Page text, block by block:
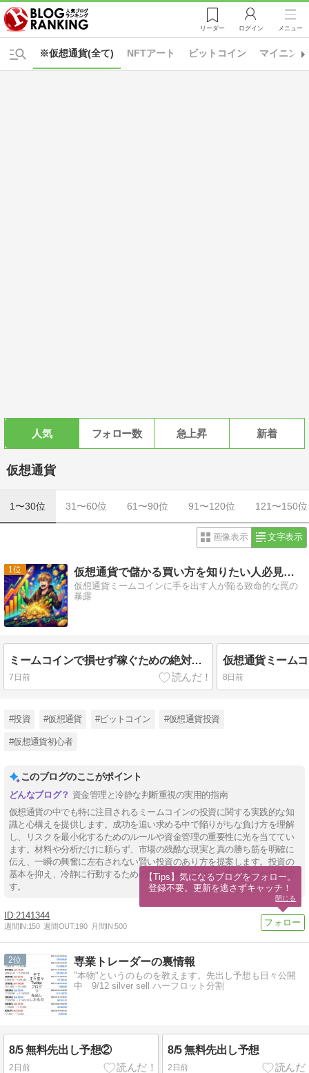
リーダー ログイン メニュー
※仮想通貨(全て) NFTアート ビットコイン マイニング
人気 フォロー数 急上昇 新着
仮想通貨
1〜30位 31〜60位 61〜90位 91〜120位 121〜150位
画像表示 文字表示
1 仮想通貨で儲かる買い方を知りたい人必見、初心者が見落とす
仮想通貨ミームコインに手を出す人が陥る致命的な罠の
暴露
ミームコインで損せず稼ぐための絶対ルール
7日前 8日前
#投資 #仮想通貨 #ビットコイン #仮想通貨投資
#仮想通貨初心者
このブログのここがポイント
資金管理と冷静な判断重視の実用的指南
仮想通貨の中でも特に注目されるミームコインの投資に関する実践的な知
識と心構えを提供します。成功を追い求める中で陥りがちな負け方を理解
し、リスクを最小化するためのルールや資金管理の重要性に光を当ててい
ます。材料や分析だけに頼らず、市場の残酷な現実と真の勝ち筋を明確に
伝え、一瞬の興奮に左右されない賢い投資のあり方を提案します。投資の
基本を抑え、冷静に行動するための知識を身につけたい方に適した内容で
す。
2141344
週間IN:150 週間OUT:190 月間IN:500
2 専業トレーダーの裏情報
"本物"というのものを教えます。先出し予想も日々公開
中 9/12 silver sell ハーフロット分割
8/5 無料先出し予想②
2日前
8/5 無料先出し予想
2日前
【Tips】気になるブログをフォロー。
登録不要。更新を逃さずキャッチ！
閉じる